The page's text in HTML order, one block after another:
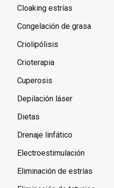
Cloaking estrías
Congelación de grasa
Criolipólisis
Crioterapia
Cuperosis
Depilación láser
Dietas
Drenaje linfático
Electroestimulación
Eliminación de estrías